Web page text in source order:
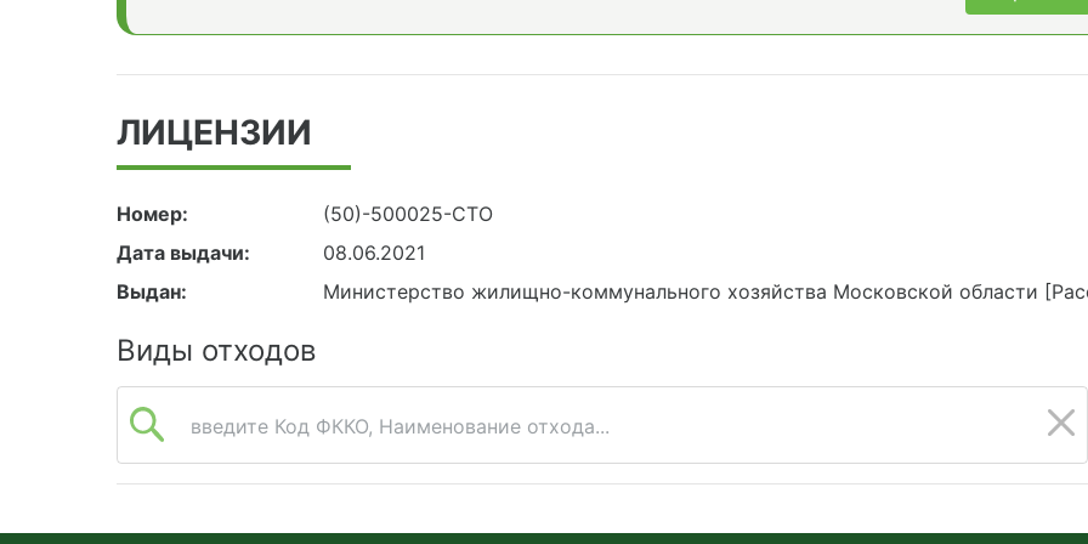
ЛИЦЕНЗИИ
Номер:
(50)-500025-СТО
Дата выдачи:
08.06.2021
Выдан:
Министерство жилищно-коммунального хозяйства Московской области
Виды отходов
введите Код ФККО, Наименование отхода...